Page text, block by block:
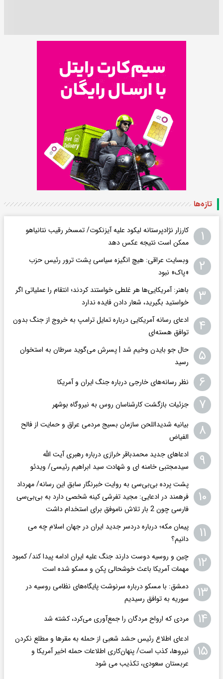
تازه‌ها
۱
کارزار نژادپرستانه لیکود علیه آیزنکوت/ تمسخر رقیب نتانیاهو
ممکن است نتیجه عکس دهد
۲
وبسایت عراقی: هیچ انگیزه سیاسی پشت ترور رئیس حزب
«پاک» نبود
۳
باهنر: آمریکایی‌ها هر غلطی خواستند کردند؛ انتقام را عملیاتی اگر
خواستید بگیرید، شعار دادن فایده ندارد
۴
ادعای رسانه آمریکایی درباره تمایل ترامپ به خروج از جنگ بدون
توافق هسته‌ای
۵
حال جو بایدن وخیم شد | پسرش می‌گوید سرطان به استخوان
رسید
۶ نظر رسانه‌های خارجی درباره جنگ ایران و آمریکا
۷ جزئیات بازگشت کارشناسان روس به نیروگاه بوشهر
۸
بیانیه شدیداللحن سازمان بسیج مردمی عراق و حمایت از فالح
الفیاض
۹
ادعاهای جدید محمدباقر خرازی درباره رهبری آیت الله
سیدمجتبی خامنه ای و شهادت سید ابراهیم رئیسی/ ویدئو
۱۰
پشت پرده بی‌بی‌سی به روایت خبرنگار سابق این رسانه/ مهرداد
فرهمند در ادعایی: مجید تفرشی کینه شخصی دارد به بی‌بی‌سی
فارسی چون 2 بار تلاش ناموفق برای استخدام داشت
۱۱
پیمان مکه؛ درباره دردسر جدید ایران در جهان اسلام چه می
دانیم؟
۱۲
چین و روسیه دوست دارند جنگ علیه ایران ادامه پیدا کند/ کمبود
مهمات آمریکا باعث خوشحالی پکن و مسکو شده است
۱۳
دمشق: با مسکو درباره سرنوشت پایگاه‌های نظامی روسیه در
سوریه به توافق رسیدیم
۱۴ مردی که ارواح مردگان را جمع‌آوری می‌کرد، کشته شد
۱۵
ادعای اطلاع رئیس حشد شعبی از حمله به مقرها و مطلع نکردن
نیروها، کذب است/ پنهان‌کاری اطلاعات حمله اخیر آمریکا و
عربستان سعودی، تکذیب می شود